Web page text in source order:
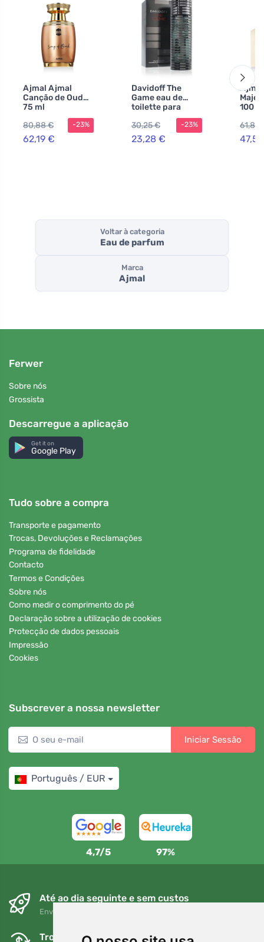
Ajmal Ajmal
Canção de Oud
75 ml
80,88 €
62,19 €
-23%
Davidoff The
Game eau de
toilette para
homens 100 ml
30,25 €
23,28 €
-23%
100
61,86
Voltar à categoria
Eau de parfum
Marca
Ajmal
Ferwer
Sobre nós
Grossista
Descarregue a aplicação
Get it on
Google Play
Tudo sobre a compra
Transporte e pagamento
Trocas, Devoluções e Reclamações
Programa de fidelidade
Contacto
Termos e Condições
Sobre nós
Como medir o comprimento do pé
Declaração sobre a utilização de cookies
Protecção de dados pessoais
Impressão
Cookies
Subscrever a nossa newsletter
Iniciar Sessão
Português / EUR
4,7/5 97%
Até ao dia seguinte e sem custos
Envio gratuito para encomendas superiores a 80 EUR
Trocas e devoluções gratuitas